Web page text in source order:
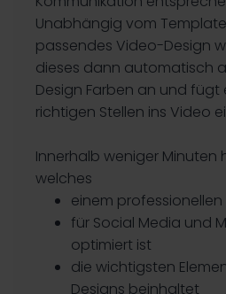
Unabhängig vom
passendes Video-Design
dieses dann automatisch
Design Farben an und fügt
richtigen Stellen ins Video
Innerhalb weniger Minuten
welches
einem
für Social Media und
optimiert ist
die wichtigsten
Designs beinhaltet